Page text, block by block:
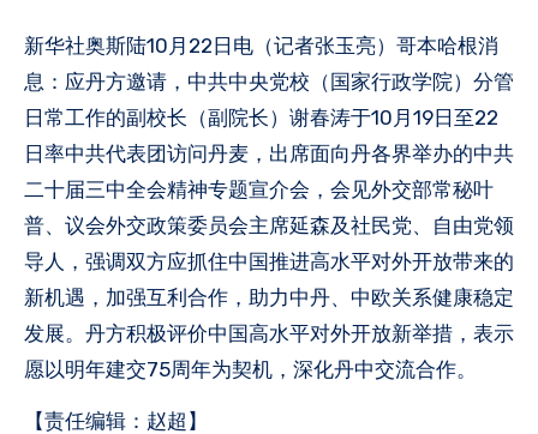
新华社奥斯陆10月22日电（记者张玉亮）哥本哈根消
息：应丹方邀请，中共中央党校（国家行政学院）分管
日常工作的副校长（副院长）谢春涛于10月19日至22
日率中共代表团访问丹麦，出席面向丹各界举办的中共
二十届三中全会精神专题宣介会，会见外交部常秘叶
普、议会外交政策委员会主席延森及社民党、自由党领
导人，强调双方应抓住中国推进高水平对外开放带来的
新机遇，加强互利合作，助力中丹、中欧关系健康稳定
发展。丹方积极评价中国高水平对外开放新举措，表示
愿以明年建交75周年为契机，深化丹中交流合作。
【责任编辑：赵超】